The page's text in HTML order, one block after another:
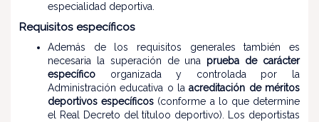
especialidad deportiva.
Requisitos específicos
Además de los requisitos generales también es
necesaria la superación de una prueba de carácter
específico organizada y controlada por la
Administración educativa o
laacreditación de méritos
deportivos específicos (conforme a lo que determine
el Real Decreto del títuloo deportivo). Los deportistas